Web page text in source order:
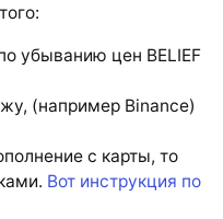
убыванию цен BELIEF
(например Binance)
с карты, то
Вот инструкция по